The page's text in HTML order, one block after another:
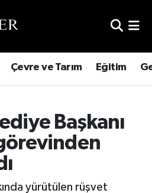
Çevre ve Tarım Eğitim
Başkanı
yürütülen rüşvet
ve Fikstür